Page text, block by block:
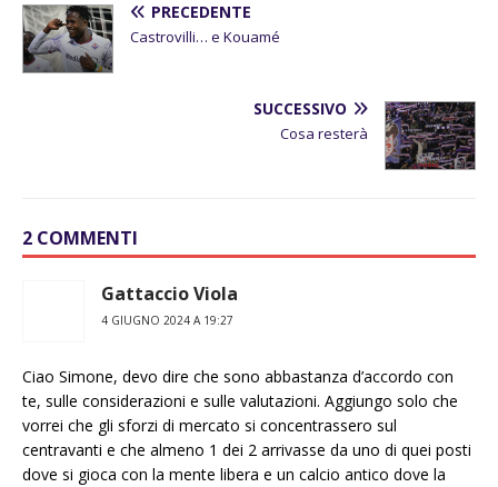
PRECEDENTE
Castrovilli… e Kouamé
SUCCESSIVO
Cosa resterà
2 COMMENTI
Gattaccio Viola
4 GIUGNO 2024 A 19:27
Ciao Simone, devo dire che sono abbastanza d’accordo con
te, sulle considerazioni e sulle valutazioni. Aggiungo solo che
vorrei che gli sforzi di mercato si concentrassero sul
centravanti e che almeno 1 dei 2 arrivasse da uno di quei posti
dove si gioca con la mente libera e un calcio antico dove la